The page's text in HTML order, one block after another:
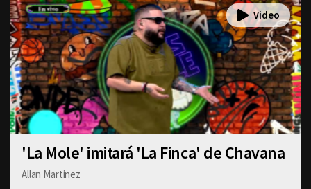
'La Mole' imitará 'La Finca' de Chavana
Allan Martinez